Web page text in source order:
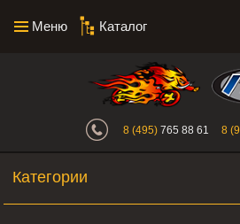
Меню Каталог
8 (495) 765 88 61 8
Категории